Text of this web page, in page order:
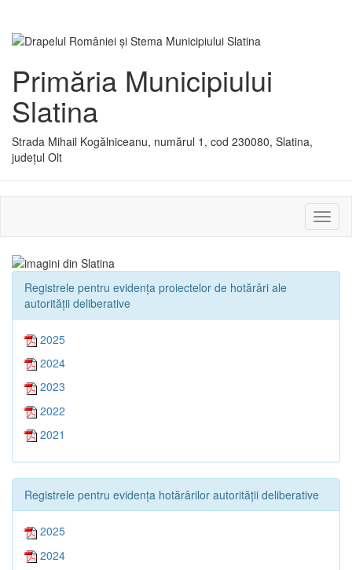
Primăria Municipiului
Slatina
Strada Mihail Kogălniceanu, numărul 1, cod 230080, Slatina,
județul Olt
sau
Registrele pentru evidența proiectelor de hotărâri ale
autorității deliberative
2025
2024
2023
2022
2021
Registrele pentru evidența hotărârilor autorității deliberative
2025
2024